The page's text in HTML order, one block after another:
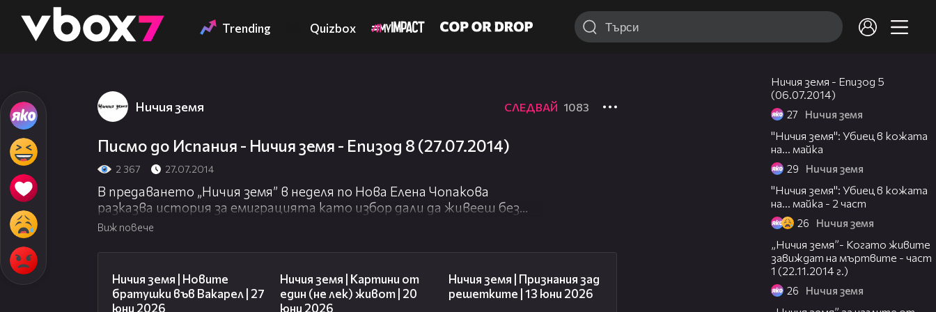
👾 Trending Quizbox
Ничия земя СЛЕДВАЙ 1083
Писмо до Испания - Ничия земя - Епизод 8 (27.07.2014)
2 367 27.07.2014
В предаването „Ничия земя” в неделя по Нова Елена Чопакова
разказва история за емиграцията като избор дали да живееш без
пари или без родители. Зрителите ще видят история за красивата
Оградна, която работи със скайп, лаптоп и безжичен интернет, за
да вижда как растат внуците й.
Виж повече
Ничия земя | Новите
братушки във Вакарел | 27
юни 2026
Ничия земя | Картини от
един (не лек) живот | 20
юни 2026
Ничия земя | Признания зад
решетките | 13 юни 2026
Ничия земя - Епизод 5
(06.07.2014)
27 Ничия земя
"Ничия земя": Убиец в кожата
на… майка
29 Ничия земя
"Ничия земя": Убиец в кожата
на… майка - 2 част
26 Ничия земя
„Ничия земя”- Когато живите
завиждат на мъртвите - част
1 (22.11.2014 г.)
26 Ничия земя